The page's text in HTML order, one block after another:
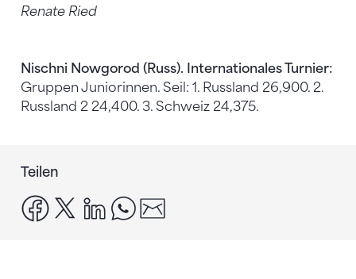
Renate Ried
Nischni Nowgorod (Russ). Internationales Turnier:
Gruppen Juniorinnen. Seil: 1. Russland 26,900. 2.
Russland 2 24,400. 3. Schweiz 24,375.
Teilen
facebook
x linkedinwhatsapp